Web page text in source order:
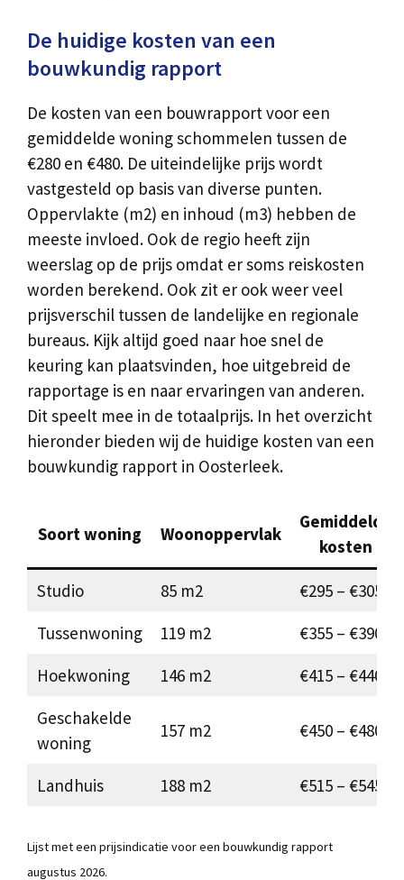
De huidige kosten van een
bouwkundig rapport
De kosten van een bouwrapport voor een
gemiddelde woning schommelen tussen de
€280 en €480. De uiteindelijke prijs wordt
vastgesteld op basis van diverse punten.
Oppervlakte (m2) en inhoud (m3) hebben de
meeste invloed. Ook de regio heeft zijn
weerslag op de prijs omdat er soms reiskosten
worden berekend. Ook zit er ook weer veel
prijsverschil tussen de landelijke en regionale
bureaus. Kijk altijd goed naar hoe snel de
keuring kan plaatsvinden, hoe uitgebreid de
rapportage is en naar ervaringen van anderen.
Dit speelt mee in de totaalprijs. In het overzicht
hieronder bieden wij de huidige kosten van een
bouwkundig rapport in Oosterleek.
Soort woning Woonoppervlak
Gemiddelde
kosten
Studio 85 m2
€295 – €305
Tussenwoning
119 m2
€355 – €390
Hoekwoning
146 m2
€415 – €440
Geschakelde
woning
157 m2 €450 – €480
Landhuis 188 m2 €515 – €545
Lijst met een prijsindicatie voor een bouwkundig rapport
augustus 2026.